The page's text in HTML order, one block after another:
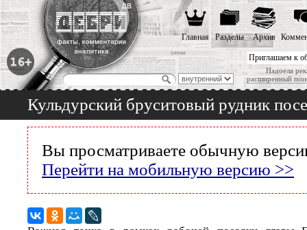
Приглашаем к
Надоела
расширенный
Главная Разделы Архив
Кульдурский бруситовый рудник
Вы просматриваете обычную
Перейти на мобильную версию >>